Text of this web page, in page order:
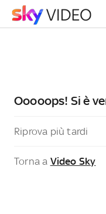
Ooooops! Si è
Riprova più tardi
Torna a Video Sky